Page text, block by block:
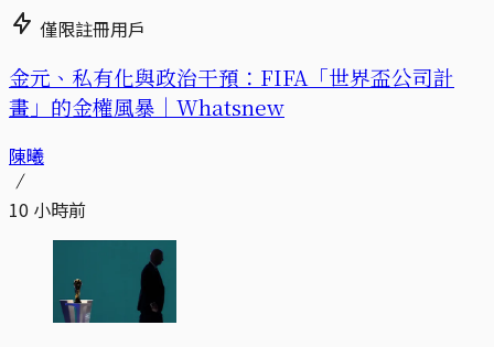
僅限註冊用戶
金元、私有化與政治干預：FIFA「世界盃公司計
畫」的金權風暴｜Whatsnew
陳曦
10 小時前